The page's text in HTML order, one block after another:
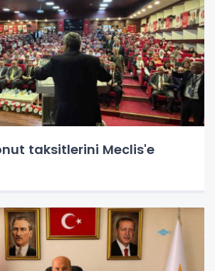
taksitlerini Meclis'e